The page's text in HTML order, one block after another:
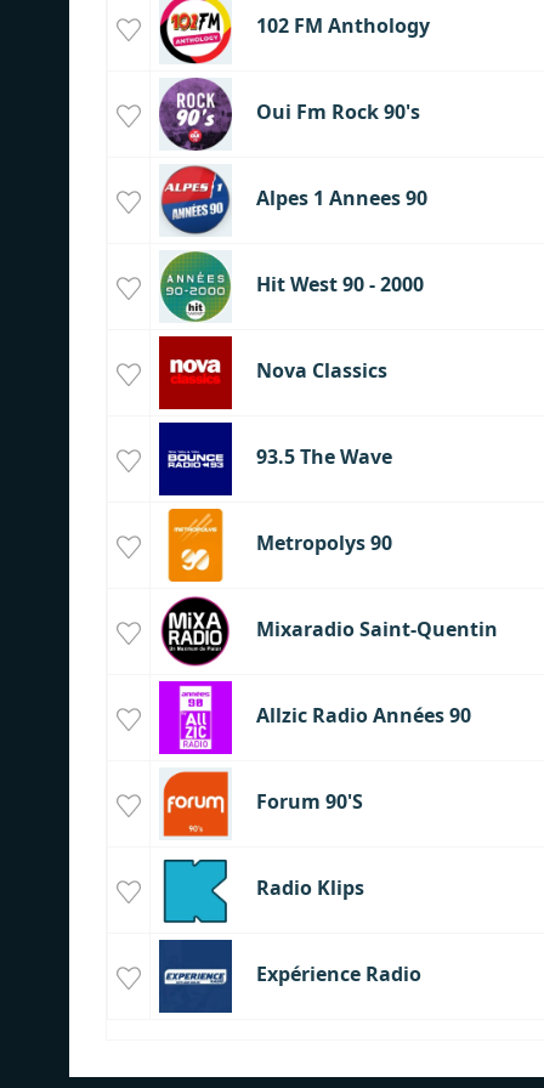
102 FM Anthology
Oui Fm Rock 90's
Alpes 1 Annees 90
Hit West 90 - 2000
Nova Classics
93.5 The Wave
Metropolys 90
Mixaradio Saint-Quentin
Allzic Radio Années 90
Forum 90'S
Radio Klips
Expérience Radio